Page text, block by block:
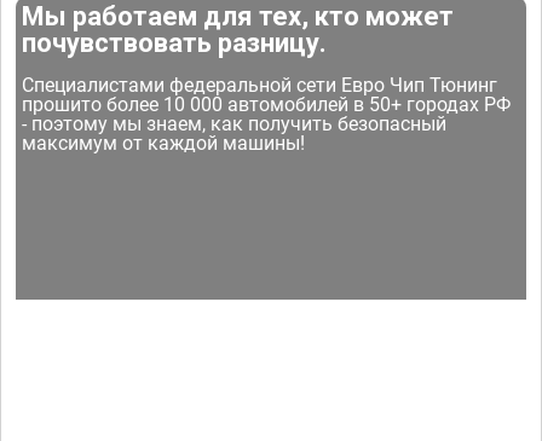
Мы работаем для тех, кто может
почувствовать разницу.
Специалистами федеральной сети Евро Чип Тюнинг
прошито более 10 000 автомобилей в 50+ городах РФ
- поэтому мы знаем, как получить безопасный
максимум от каждой машины!